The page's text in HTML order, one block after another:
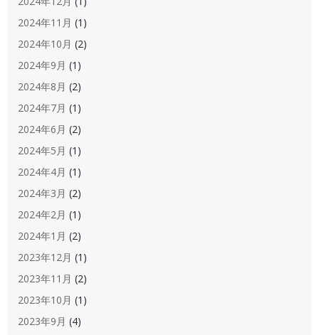
2024年11月 (1)
2024年10月 (2)
2024年9月 (1)
2024年8月 (2)
2024年7月 (1)
2024年6月 (2)
2024年5月 (1)
2024年4月 (1)
2024年3月 (2)
2024年2月 (1)
2024年1月 (2)
2023年12月 (1)
2023年11月 (2)
2023年10月 (1)
2023年9月 (4)